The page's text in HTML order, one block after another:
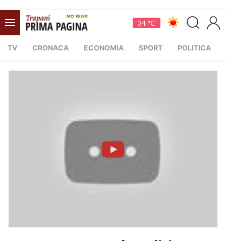
34 °C
TV CRONACA ECONOMIA SPORT POLITICA